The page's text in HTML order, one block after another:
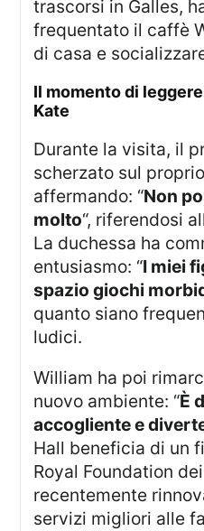
trascorsi in Galles,
frequentato il caffè
di casa e
il momento di leggerezza tra William e
Kate
Durante la visita, il principe William ha
scherzato sul
affermando: “Non
molto“, riferendosi
La duchessa ha
entusiasmo: “I miei
spazio giochi
quanto siano
ludici.
William ha poi rimarcato la qualità del
nuovo ambiente: “È
accogliente e
Hall beneficia di un
Royal Foundation
recentemente
servizi migliori alle